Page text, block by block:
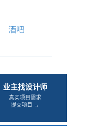
酒吧
业主找设计师
真实项目需求
提交项目 →